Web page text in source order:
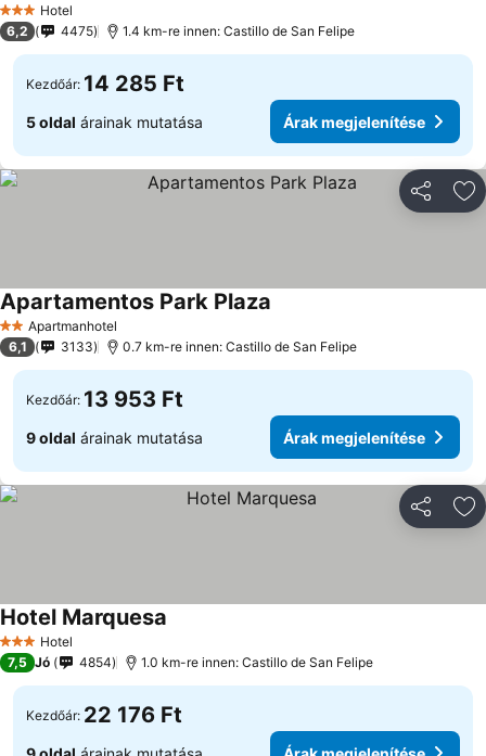
3 Kategória
Hotel
6,2 4475 1.4 km-re innen: Castillo de San Felipe
Kezdőár: 14 285 Ft
5 oldal árainak mutatása Árak megjelenítése
2 Kategória
Apartmanhotel
Apartamentos Park Plaza
6,1 3133 0.7 km-re innen: Castillo de San Felipe
Kezdőár: 13 953 Ft
9 oldal árainak mutatása Árak megjelenítése
3 Kategória
Hotel
Hotel Marquesa
7,5 Jó 4854 1.0 km-re innen: Castillo de San Felipe
Kezdőár: 22 176 Ft